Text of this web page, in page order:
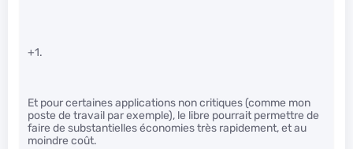
+1.
Et pour certaines applications non critiques (comme mon
poste de travail par exemple), le libre pourrait permettre de
faire de substantielles économies très rapidement, et au
moindre coût.